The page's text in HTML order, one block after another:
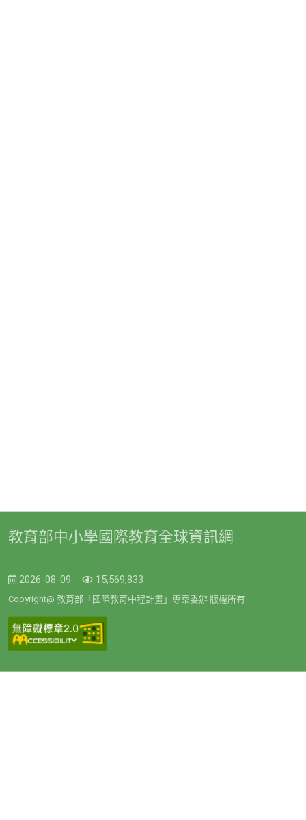
教育部中小學國際教育全球資訊網
2026-08-09 15,569,833
Copyright@ 教育部「國際教育中程計畫」專案委辦 版權所有